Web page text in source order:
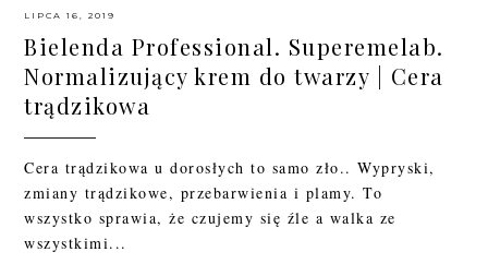
LIPCA 16, 2019
Bielenda Professional. Superemelab.
Normalizujący krem do twarzy | Cera
trądzikowa
Cera trądzikowa u dorosłych to samo zło.. Wypryski,
zmiany trądzikowe, przebarwienia i plamy. To
wszystko sprawia, że czujemy się źle a walka ze
wszystkimi...